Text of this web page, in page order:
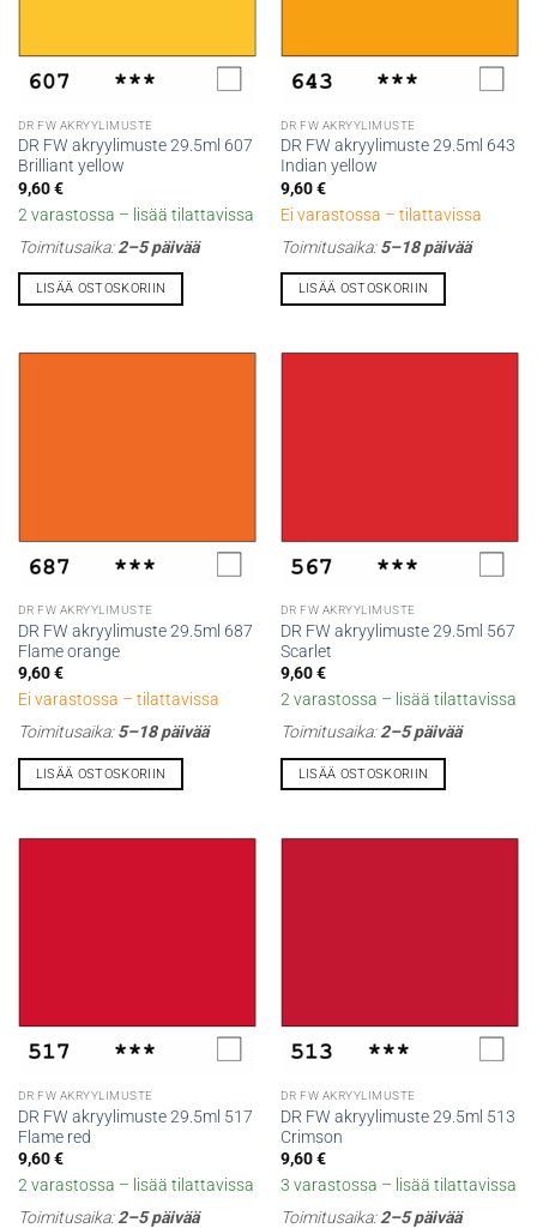
DR FW AKRYYLIMUSTE
DR FW akryylimuste 29.5ml 607
Brilliant yellow
9,60€
2 varastossa – lisää tilattavissa
Toimitusaika:2–5 päivää
LISÄÄ OSTOSKORIIN
DR FW AKRYYLIMUSTE
DR FW akryylimuste 29.5ml 643
Indian yellow
9,60€
Ei varastossa – tilattavissa
Toimitusaika:5–18 päivää
LISÄÄ OSTOSKORIIN
DR FW AKRYYLIMUSTE
DR FW akryylimuste 29.5ml 687
Flame orange
9,60€
Ei varastossa – tilattavissa
Toimitusaika:5–18 päivää
LISÄÄ OSTOSKORIIN
DR FW AKRYYLIMUSTE
DR FW akryylimuste 29.5ml 567
Scarlet
9,60€
2 varastossa – lisää tilattavissa
Toimitusaika:2–5 päivää
LISÄÄ OSTOSKORIIN
DR FW AKRYYLIMUSTE
DR FW akryylimuste 29.5ml 517
Flame red
9,60€
2 varastossa – lisää tilattavissa
Toimitusaika:2–5 päivää
DR FW AKRYYLIMUSTE
DR FW akryylimuste 29.5ml 513
Crimson
9,60€
3 varastossa – lisää tilattavissa
Toimitusaika:2–5 päivää